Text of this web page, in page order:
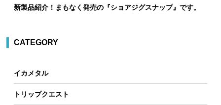
新製品紹介！まもなく発売の『ショアジグスナップ』です。
CATEGORY
イカメタル
トリップクエスト